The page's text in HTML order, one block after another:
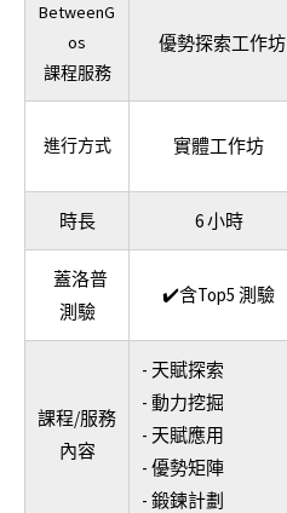
BetweenG
os
課程服務
優勢探索工作坊
進行方式 實體工作坊
時長 6 小時
蓋洛普
測驗
✔️含Top5 測驗
課程/服務
內容
- 天賦探索
- 動力挖掘
- 天賦應用
- 優勢矩陣
- 鍛鍊計劃